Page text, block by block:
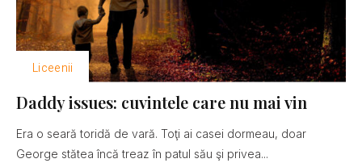
Liceenii
Daddy issues: cuvintele care nu mai vin
Era o seară toridă de vară. Toţi ai casei dormeau, doar
George stătea încă treaz în patul său şi privea...